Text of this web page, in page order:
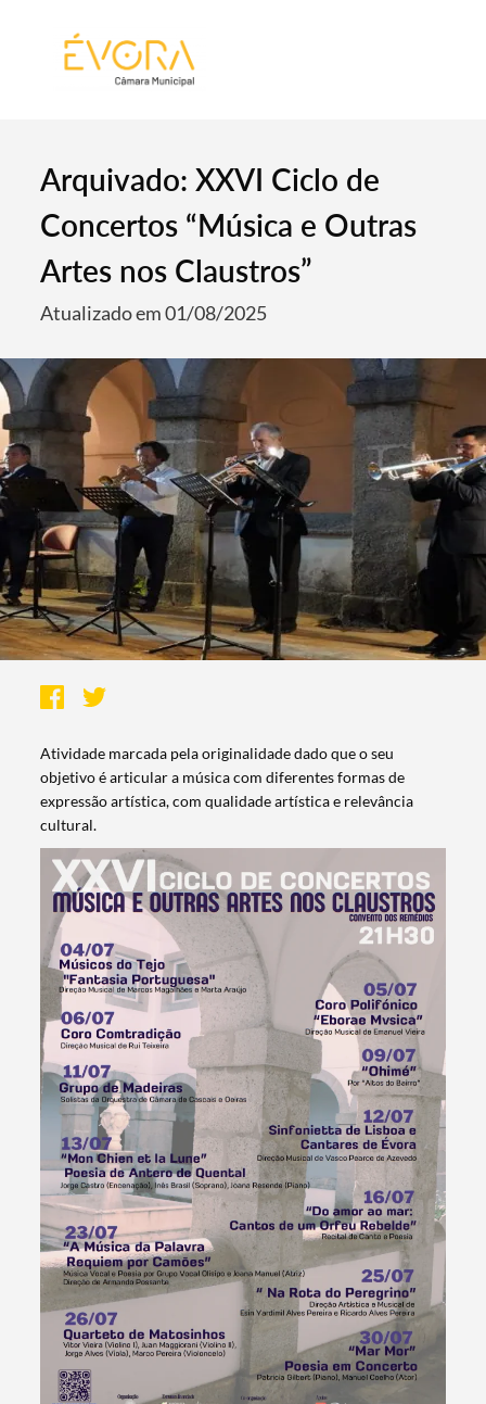
Arquivado: XXVI Ciclo de
Concertos “Música e Outras
Artes nos Claustros”
Atualizado em 01/08/2025
Atividade marcada pela originalidade dado que o seu
objetivo é articular a música com diferentes formas de
expressão artística, com qualidade artística e relevância
cultural.